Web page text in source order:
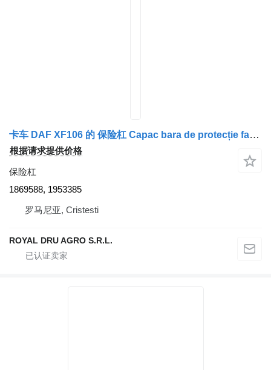
卡车 DAF XF106 的 保险杠 Capac bara de protecție față 1869588, 1953385
根据请求提供价格
保险杠
1869588, 1953385
罗马尼亚, Cristesti
ROYAL DRU AGRO S.R.L.